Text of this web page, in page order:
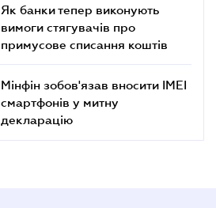
Як банки тепер виконують
вимоги стягувачів про
примусове списання коштів
Мінфін зобов'язав вносити IMEI
смартфонів у митну
декларацію